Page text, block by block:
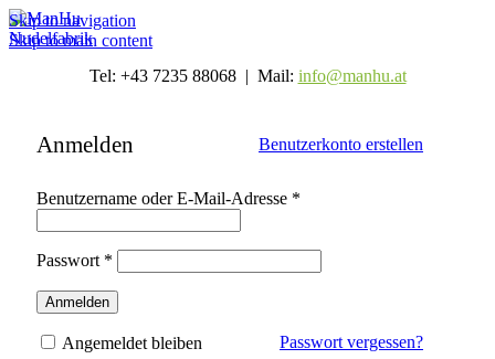
Skip to navigation
Skip to main content
Tel: +43 7235 88068 | Mail: info@manhu.at
Anmelden Benutzerkonto erstellen
Benutzername oder E-Mail-Adresse *
Passwort *
Anmelden
Passwort vergessen?
Angemeldet bleiben